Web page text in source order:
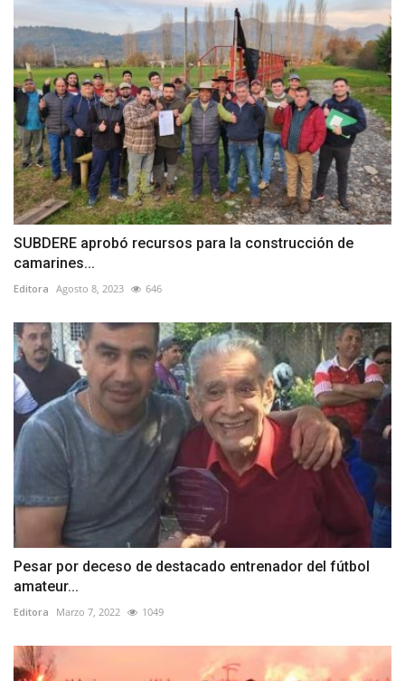
SUBDERE aprobó recursos para la construcción de
camarines...
Editora Agosto 8, 2023 646
Pesar por deceso de destacado entrenador del fútbol
amateur...
Editora Marzo 7, 2022 1049